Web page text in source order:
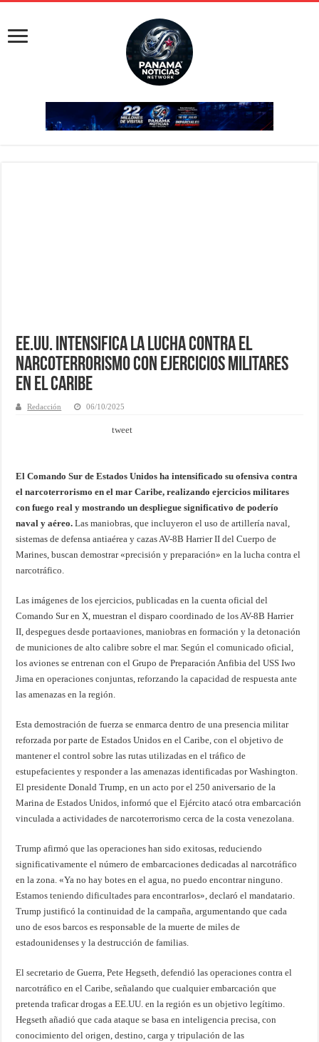
EE.UU. Intensifica la Lucha Contra el
Narcoterrorismo con Ejercicios Militares
en el Caribe
Redacción 06/10/2025
tweet
El Comando Sur de Estados Unidos ha intensificado su ofensiva contra
el narcoterrorismo en el mar Caribe, realizando ejercicios militares
con fuego real y mostrando un despliegue significativo de poderío
naval y aéreo. Las maniobras, que incluyeron el uso de artillería naval,
sistemas de defensa antiaérea y cazas AV-8B Harrier II del Cuerpo de
Marines, buscan demostrar «precisión y preparación» en la lucha contra el
narcotráfico.
Las imágenes de los ejercicios, publicadas en la cuenta oficial del
Comando Sur en X, muestran el disparo coordinado de los AV-8B Harrier
II, despegues desde portaaviones, maniobras en formación y la detonación
de municiones de alto calibre sobre el mar. Según el comunicado oficial,
los aviones se entrenan con el Grupo de Preparación Anfibia del USS Iwo
Jima en operaciones conjuntas, reforzando la capacidad de respuesta ante
las amenazas en la región.
Esta demostración de fuerza se enmarca dentro de una presencia militar
reforzada por parte de Estados Unidos en el Caribe, con el objetivo de
mantener el control sobre las rutas utilizadas en el tráfico de
estupefacientes y responder a las amenazas identificadas por Washington.
El presidente Donald Trump, en un acto por el 250 aniversario de la
Marina de Estados Unidos, informó que el Ejército atacó otra embarcación
vinculada a actividades de narcoterrorismo cerca de la costa venezolana.
Trump afirmó que las operaciones han sido exitosas, reduciendo
significativamente el número de embarcaciones dedicadas al narcotráfico
en la zona. «Ya no hay botes en el agua, no puedo encontrar ninguno.
Estamos teniendo dificultades para encontrarlos», declaró el mandatario.
Trump justificó la continuidad de la campaña, argumentando que cada
uno de esos barcos es responsable de la muerte de miles de
estadounidenses y la destrucción de familias.
El secretario de Guerra, Pete Hegseth, defendió las operaciones contra el
narcotráfico en el Caribe, señalando que cualquier embarcación que
pretenda traficar drogas a EE.UU. en la región es un objetivo legítimo.
Hegseth añadió que cada ataque se basa en inteligencia precisa, con
conocimiento del origen, destino, carga y tripulación de las